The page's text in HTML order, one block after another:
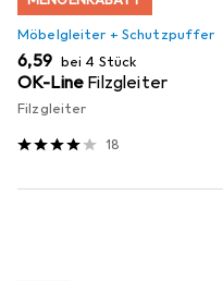
Möbelgleiter + Schutzpuffer
EUR
6,59 bei 4 Stück
OK-Line Filzgleiter
Filzgleiter
18